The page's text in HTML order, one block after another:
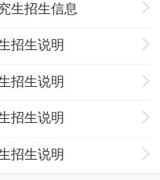
生招生信息
招生说明
招生说明
招生说明
招生说明